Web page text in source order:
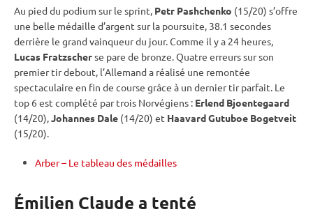
Au pied du podium sur le sprint, Petr Pashchenko (15/20) s’offre
une belle médaille d’argent sur la poursuite, 38.1 secondes
derrière le grand vainqueur du jour. Comme il y a 24 heures,
Lucas Fratzscherse pare de bronze. Quatre erreurs sur son
premier tirdebout, l’Allemand a réalisé une remontée
spectaculaire en fin de course grâce à un dernier tir parfait. Le
top 6 est complété par trois Norvégiens : Erlend Bjoentegaard
(14/20),Johannes Dale (14/20) et Haavard Gutuboe Bogetveit
(15/20).
Arber – Le tableau des médailles
Émilien Claude a tenté